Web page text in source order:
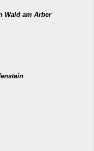
Wald am Arber